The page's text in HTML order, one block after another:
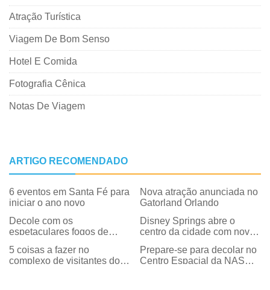
Atração Turística
Viagem De Bom Senso
Hotel E Comida
Fotografia Cênica
Notas De Viagem
ARTIGO RECOMENDADO
6 eventos em Santa Fé para
iniciar o ano novo
Nova atração anunciada no
Gatorland Orlando
Decole com os
espetaculares fogos de
estúdios de Hollywood da
Disney
Disney Springs abre o
centro da cidade com novas
Também!
5 coisas a fazer no
complexo de visitantes do
Prepare-se para decolar no
Centro Espacial da NASA